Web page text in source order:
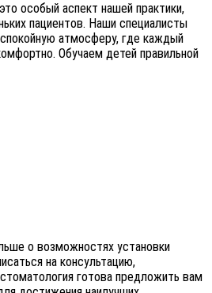
особый аспект нашей практики,
пациентов. Наши специалисты
атмосферу, где каждый
Обучаем детей правильной
о возможностях установки
на консультацию,
готова предложить вам